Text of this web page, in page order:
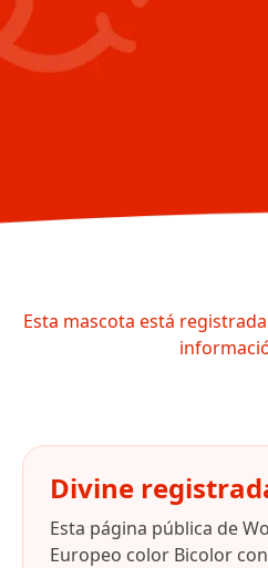
Esta mascota está
Divine
Esta página pública de
Europeo color Bicolor